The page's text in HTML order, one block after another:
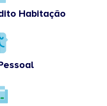
Habitação